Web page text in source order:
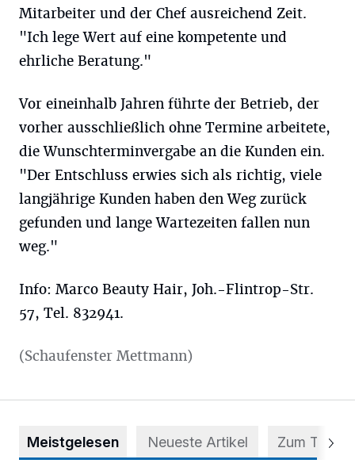
Mitarbeiter und der Chef ausreichend Zeit.
"Ich lege Wert auf eine kompetente und
ehrliche Beratung."
Vor eineinhalb Jahren führte der Betrieb, der
vorher ausschließlich ohne Termine arbeitete,
die Wunschterminvergabe an die Kunden ein.
"Der Entschluss erwies sich als richtig, viele
langjährige Kunden haben den Weg zurück
gefunden und lange Wartezeiten fallen nun
weg."
Info: Marco Beauty Hair, Joh.-Flintrop-Str.
57, Tel. 832941.
(Schaufenster Mettmann)
Meistgelesen Neueste Artikel Zum Thema